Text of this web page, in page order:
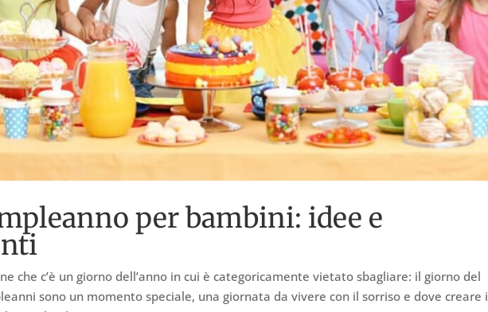
per bambini: idee e
che c’è un giorno dell’anno in cui è categoricamente vietato sbagliare: il giorno del
sono un momento speciale, una giornata da vivere con il sorriso e dove creare i